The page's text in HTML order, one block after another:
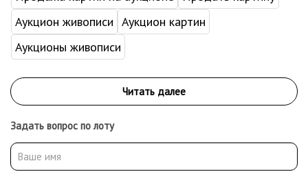
Аукцион живописи Аукцион картин
Аукционы живописи
Задать вопрос по лоту